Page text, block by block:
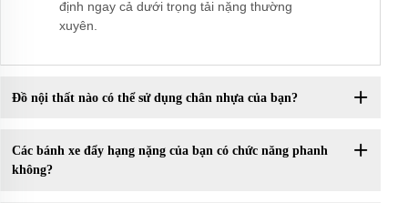
định ngay cả dưới trọng tải nặng thường
xuyên.
Đồ nội thất nào có thể sử dụng chân nhựa của bạn?
Các bánh xe đẩy hạng nặng của bạn có chức năng phanh
không?